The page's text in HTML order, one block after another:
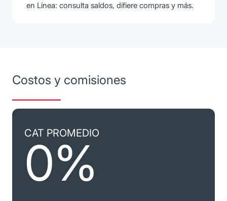
en Línea: consulta saldos, difiere compras y más.
Costos y comisiones
CAT PROMEDIO
0%